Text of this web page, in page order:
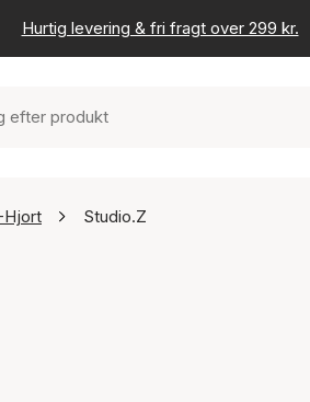
Hurtig levering & fri fragt over 299 kr.
Hjort Studio.Z